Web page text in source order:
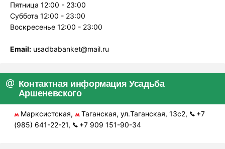
Пятница 12:00 - 23:00
Суббота 12:00 - 23:00
Воскресенье 12:00 - 23:00
Email: usadbabanket@mail.ru
Контактная информация Усадьба
Аршеневского
Марксистская, Таганская, ул.Таганская, 13с2,
+7
(985) 641-22-21,
+7 909 151-90-34